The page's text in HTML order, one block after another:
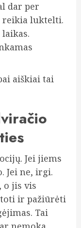
dar per
reikia luktelti.
aiškiai tai
Jei jiems
Jei ne, irgi.
o jis vis
ir pažiūrėti
Tai